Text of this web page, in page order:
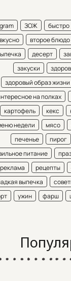
ЗОЖ быстро
вкусно
второе блюдо
десерт
закуски
здоровый образ жизни
на полках
картофель
кекс
недели
мясо
печенье
пирог
питание
реклама
рецепты
выпечка
ужин фарш